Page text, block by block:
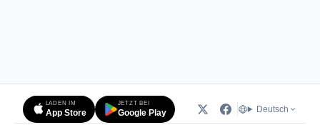
LADEN IM
App Store
JETZT BEI
Google Play Deutsch